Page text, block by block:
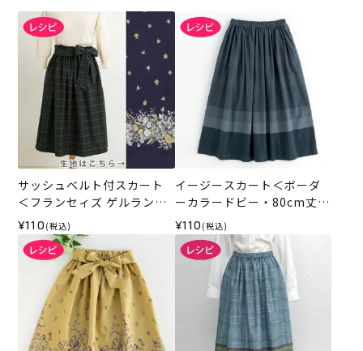
サッシュベルト付スカート
＜フランセィズ ゲルランド
70cm＞（レシピ）
¥110 (税込)
イージースカート＜ボーダ
ーカラードビー・80cm丈＞
（レシピ）
¥110 (税込)